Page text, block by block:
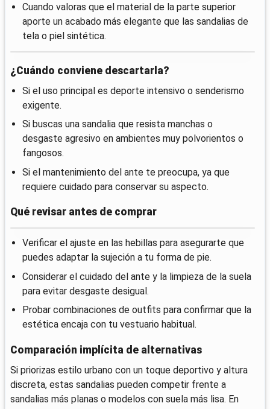
Cuando valoras que el material de la parte superior
aporte un acabado más elegante que las sandalias de
tela o piel sintética.
¿Cuándo conviene descartarla?
Si el uso principal es deporte intensivo o senderismo
exigente.
Si buscas una sandalia que resista manchas o
desgaste agresivo en ambientes muy polvorientos o
fangosos.
Si el mantenimiento del ante te preocupa, ya que
requiere cuidado para conservar su aspecto.
Qué revisar antes de comprar
Verificar el ajuste en las hebillas para asegurarte que
puedes adaptar la sujeción a tu forma de pie.
Considerar el cuidado del ante y la limpieza de la suela
para evitar desgaste desigual.
Probar combinaciones de outfits para confirmar que la
estética encaja con tu vestuario habitual.
Comparación implícita de alternativas
Si priorizas estilo urbano con un toque deportivo y altura
discreta, estas sandalias pueden competir frente a
sandalias más planas o modelos con suela más lisa. En